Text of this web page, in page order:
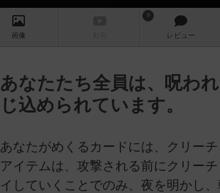
画像
9
レビュー
あなたたち全員は、呪わ
じ込められています。
あなたがめくるカードには、クリー
アイテムは、攻撃される前にクリー
イしていくことでのみ、夜を明かし